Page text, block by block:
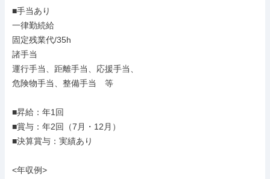
■手当あり
一律勤続給
固定残業代/35h
諸手当
運行手当、距離手当、応援手当、
危険物手当、整備手当　等
■昇給：年1回
■賞与：年2回（7月・12月）
■決算賞与：実績あり
<年収例>